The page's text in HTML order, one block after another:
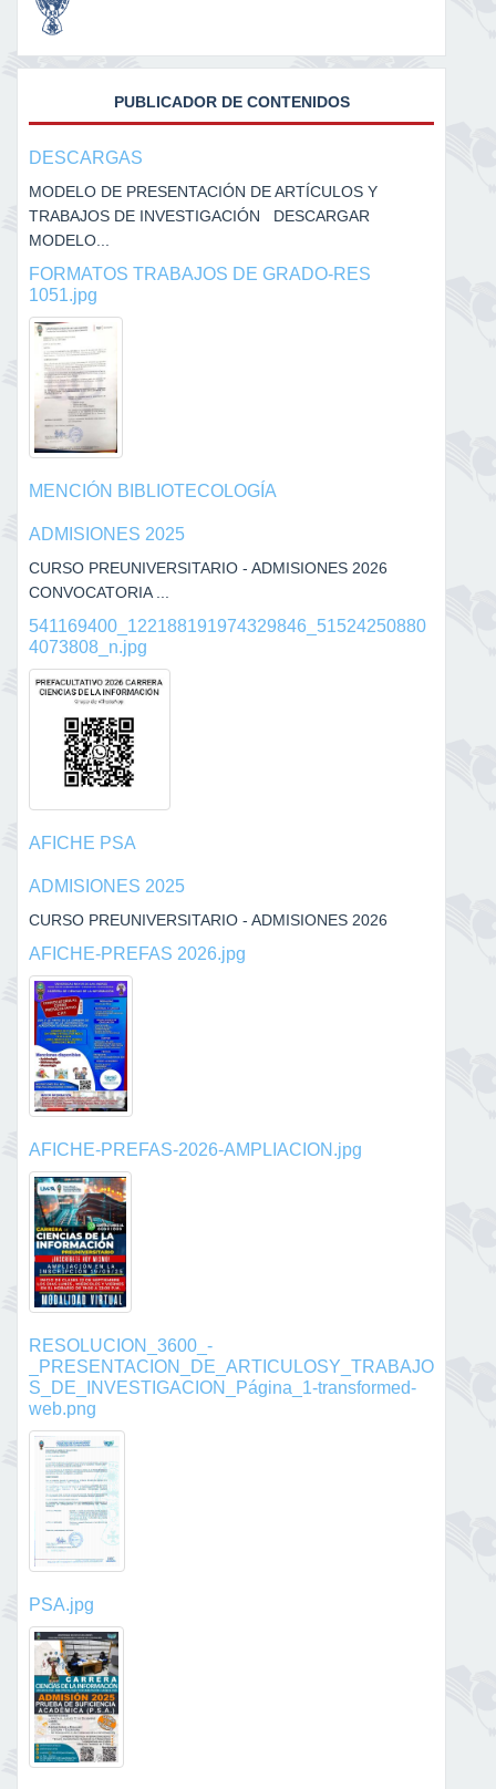
PUBLICADOR DE CONTENIDOS
DESCARGAS
MODELO DE PRESENTACIÓN DE ARTÍCULOS Y
TRABAJOS DE INVESTIGACIÓN DESCARGAR
MODELO...
FORMATOS TRABAJOS DE GRADO-RES
1051.jpg
MENCIÓN BIBLIOTECOLOGÍA
ADMISIONES 2025
CURSO PREUNIVERSITARIO - ADMISIONES 2026
CONVOCATORIA ...
541169400_122188191974329846_51524250880
4073808_n.jpg
AFICHE PSA
ADMISIONES 2025
CURSO PREUNIVERSITARIO - ADMISIONES 2026
AFICHE-PREFAS 2026.jpg
AFICHE-PREFAS-2026-AMPLIACION.jpg
RESOLUCION_3600_-
_PRESENTACION_DE_ARTICULOSY_TRABAJO
S_DE_INVESTIGACION_Página_1-transformed-
web.png
PSA.jpg